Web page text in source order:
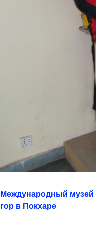
Международный музей
гор в Покхаре